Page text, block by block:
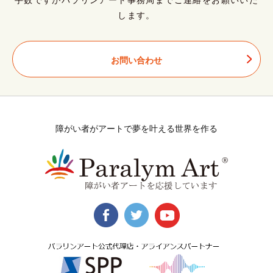
します。
お問い合わせ
障がい者がアートで夢を叶える世界を作る